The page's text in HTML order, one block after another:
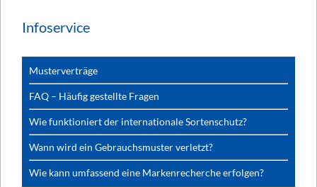
Infoservice
Musterverträge
FAQ – Häufig gestellte Fragen
Wie funktioniert der internationale Sortenschutz?
Wann wird ein Gebrauchsmuster verletzt?
Wie kann umfassend eine Markenrecherche erfolgen?